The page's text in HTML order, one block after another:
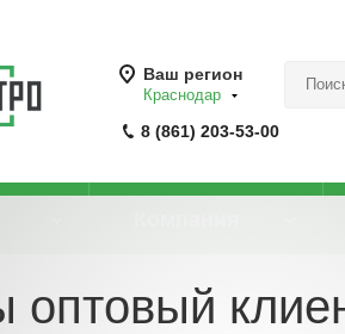
Ваш регион
Краснодар
8 (861) 203-53-00
изделия - Рамки, суппорты, адаптеры и
оптовый